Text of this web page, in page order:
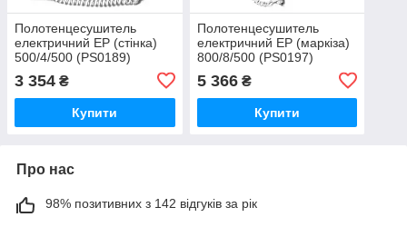
Полотенцесушитель
електричний EP (стінка)
500/4/500 (PS0189)
3 354 ₴
Купити
Полотенцесушитель
електричний EP (маркіза)
800/8/500 (PS0197)
5 366₴
Купити
Про нас
98% позитивних з 142 відгуків за рік